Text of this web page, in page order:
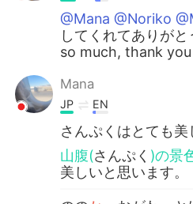
@Mana @Noriko
してくれてありが
so much, thank you
Mana
JP EN
さんぷくはとても美
山腹(さんぷく )の景
美しいと思います。